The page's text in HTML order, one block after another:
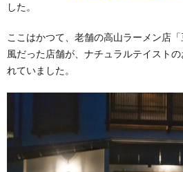
した。
ここはかつて、老舗の高山ラーメン店
風だった店舗が、ナチュラルテイスト
れていました。